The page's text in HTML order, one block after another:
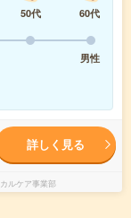
50代
60代
男性
詳しく見る
ルケア事業部